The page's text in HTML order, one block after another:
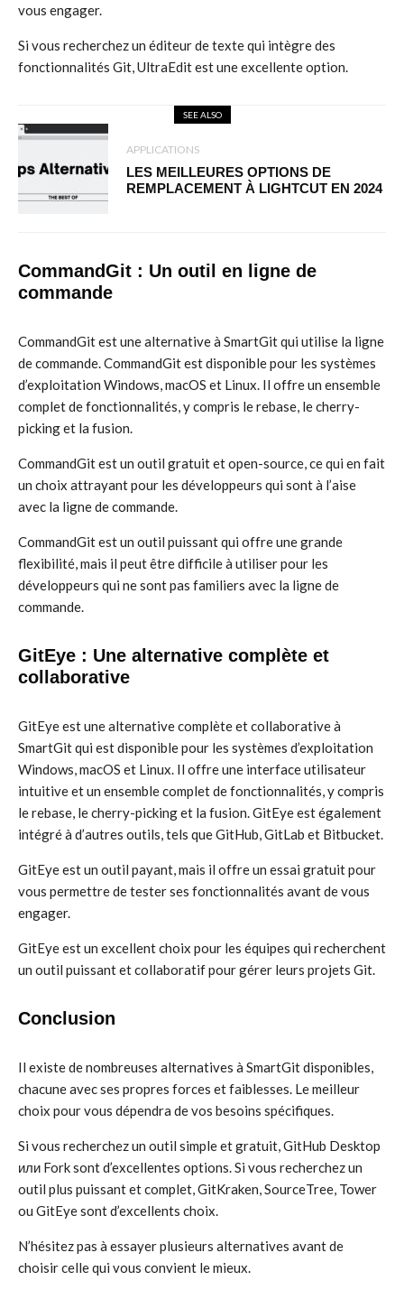
vous engager.
Si vous recherchez un éditeur de texte qui intègre des
fonctionnalités Git, UltraEdit est une excellente option.
SEE ALSO
APPLICATIONS
LES MEILLEURES OPTIONS DE
REMPLACEMENT À LIGHTCUT EN 2024
CommandGit : Un outil en ligne de
commande
CommandGit est une alternative à SmartGit qui utilise la ligne
de commande. CommandGit est disponible pour les systèmes
d’exploitation Windows, macOS et Linux. Il offre un ensemble
complet de fonctionnalités, y compris le rebase, le cherry-
picking et la fusion.
CommandGit est un outil gratuit et open-source, ce qui en fait
un choix attrayant pour les développeurs qui sont à l’aise
avec la ligne de commande.
CommandGit est un outil puissant qui offre une grande
flexibilité, mais il peut être difficile à utiliser pour les
développeurs qui ne sont pas familiers avec la ligne de
commande.
GitEye : Une alternative complète et
collaborative
GitEye est une alternative complète et collaborative à
SmartGit qui est disponible pour les systèmes d’exploitation
Windows, macOS et Linux. Il offre une interface utilisateur
intuitive et un ensemble complet de fonctionnalités, y compris
le rebase, le cherry-picking et la fusion. GitEye est également
intégré à d’autres outils, tels que GitHub, GitLab et Bitbucket.
GitEye est un outil payant, mais il offre un essai gratuit pour
vous permettre de tester ses fonctionnalités avant de vous
engager.
GitEye est un excellent choix pour les équipes qui recherchent
un outil puissant et collaboratif pour gérer leurs projets Git.
Conclusion
Il existe de nombreuses alternatives à SmartGit disponibles,
chacune avec ses propres forces et faiblesses. Le meilleur
choix pour vous dépendra de vos besoins spécifiques.
Si vous recherchez un outil simple et gratuit, GitHub Desktop
или Fork sont d’excellentes options. Si vous recherchez un
outil plus puissant et complet, GitKraken, SourceTree, Tower
ou GitEye sont d’excellents choix.
N’hésitez pas à essayer plusieurs alternatives avant de
choisir celle qui vous convient le mieux.